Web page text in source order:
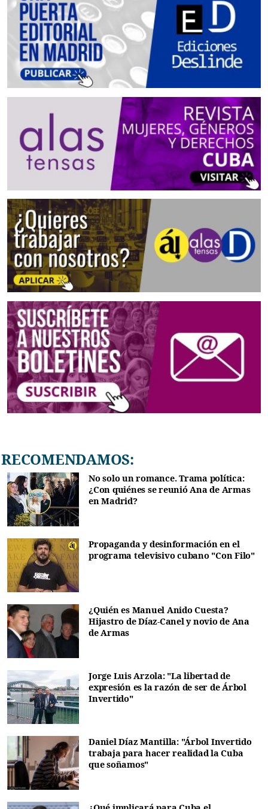
RECOMENDAMOS:
No solo un romance. Trama política:
¿Con quiénes se reunió Ana de Armas
en Madrid?
Propaganda y desinformación en el
programa televisivo cubano "Con Filo"
¿Quién es Manuel Anido Cuesta?
Hijastro de Díaz-Canel y novio de Ana
de Armas
Jorge Luis Arzola: "La libertad de
expresión es la razón de ser de Árbol
Invertido"
Daniel Díaz Mantilla: "Árbol Invertido
trabaja para hacer realidad la Cuba
que soñamos"